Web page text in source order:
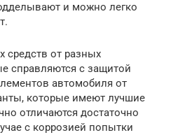
и можно легко
средств от разных
справляются с защитой
автомобиля от
которые имеют лучшие
отличаются достаточно
с коррозией попытки